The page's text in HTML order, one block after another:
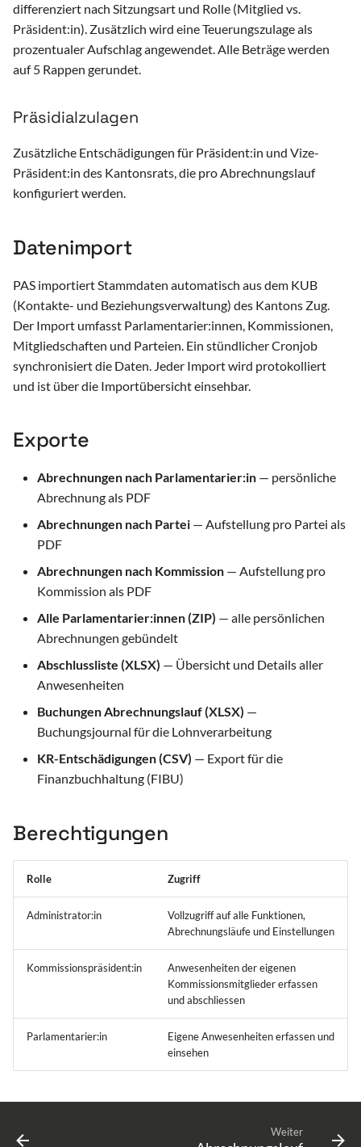
differenziert nach Sitzungsart und Rolle (Mitglied vs.
Präsident:in). Zusätzlich wird eine Teuerungszulage als
prozentualer Aufschlag angewendet. Alle Beträge werden
auf 5 Rappen gerundet.
Präsidialzulagen
Zusätzliche Entschädigungen für Präsident:in und Vize-
Präsident:in des Kantonsrats, die pro Abrechnungslauf
konfiguriert werden.
Datenimport
PAS importiert Stammdaten automatisch aus dem KUB
(Kontakte- und Beziehungsverwaltung) des Kantons Zug.
Der Import umfasst Parlamentarier:innen, Kommissionen,
Mitgliedschaften und Parteien. Ein stündlicher Cronjob
synchronisiert die Daten. Jeder Import wird protokolliert
und ist über die Importübersicht einsehbar.
Exporte
Abrechnungen nach Parlamentarier:in — persönliche
Abrechnung als PDF
Abrechnungen nach Partei — Aufstellung pro Partei als
PDF
Abrechnungen nach Kommission — Aufstellung pro
Kommission als PDF
Alle Parlamentarier:innen (ZIP) — alle persönlichen
Abrechnungen gebündelt
Abschlussliste (XLSX) — Übersicht und Details aller
Anwesenheiten
Buchungen Abrechnungslauf (XLSX) —
Buchungsjournal für die Lohnverarbeitung
KR-Entschädigungen (CSV) — Export für die
Finanzbuchhaltung (FIBU)
Berechtigungen
Rolle Zugriff
Administrator:in
Vollzugriff auf alle Funktionen,
Abrechnungsläufe und Einstellungen
Kommissionspräsident:in
Anwesenheiten der eigenen
Kommissionsmitglieder erfassen
und abschliessen
Parlamentarier:in
Eigene Anwesenheiten erfassen und
einsehen
Weiter